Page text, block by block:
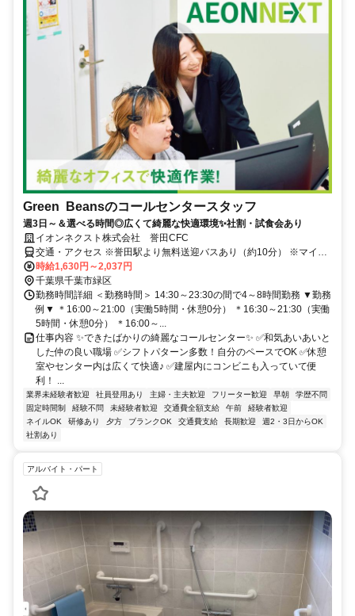
Green Beansのコールセンタースタッフ
週3日～＆選べる時間◎広くて綺麗な快適環境✨社割・試食会あり
イオンネクスト株式会社 誉田CFC
交通・アクセス ※誉田駅より無料送迎バスあり（約10分） ※マイカ
ー通勤は公共交通機関が使用できない時間帯の勤務がある場合に応相
談
時給1,630円～2,037円
千葉県千葉市緑区
勤務時間詳細 ＜勤務時間＞ 14:30～23:30の間で4～8時間勤務 ▼勤務
例▼ ＊16:00～21:00（実働5時間・休憩0分） ＊16:30～21:30（実働
5時間・休憩0分） ＊16:00～...
仕事内容 ✨できたばかりの綺麗なコールセンター✨ ✅和気あいあいと
した仲の良い職場 ✅シフトパターン多数！自分のペースでOK ✅休憩
室やセンター内は広くて快適♪ ✅建屋内にコンビニも入っていて便
利！ ...
業界未経験者歓迎 社員登用あり 主婦・主夫歓迎 フリーター歓迎 早朝
学歴不問
固定時間制
経験不問 未経験者歓迎 交通費全額支給 午前
経験者歓迎
ネイルOK
研修あり 夕方 ブランクOK 交通費支給 長期歓迎
週2・3日からOK
社割あり
アルバイト・パート